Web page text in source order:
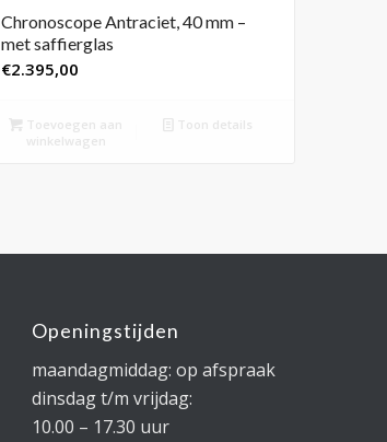
Chronoscope Antraciet, 40 mm –
met saffierglas
€2.395,00
Toevoegen aan
winkelwagen
Toon details
Openingstijden
maandagmiddag: op afspraak
dinsdag t/m vrijdag:
10.00 – 17.30 uur